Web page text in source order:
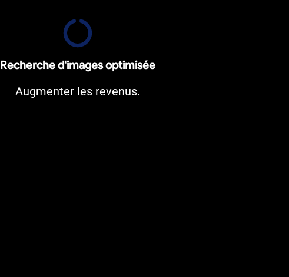
Recherche d'images optimisée
Augmenter les revenus.